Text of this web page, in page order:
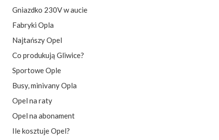
Gniazdko 230V w aucie
Fabryki Opla
Najtańszy Opel
Co produkują Gliwice?
Sportowe Ople
Busy, minivany Opla
Opel na raty
Opel na abonament
Ile kosztuje Opel?